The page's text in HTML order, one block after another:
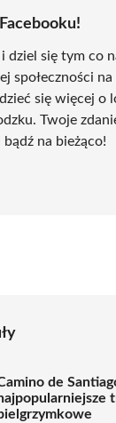
się tym co
społeczności
się więcej o
Twoje
na bieżąco!
de